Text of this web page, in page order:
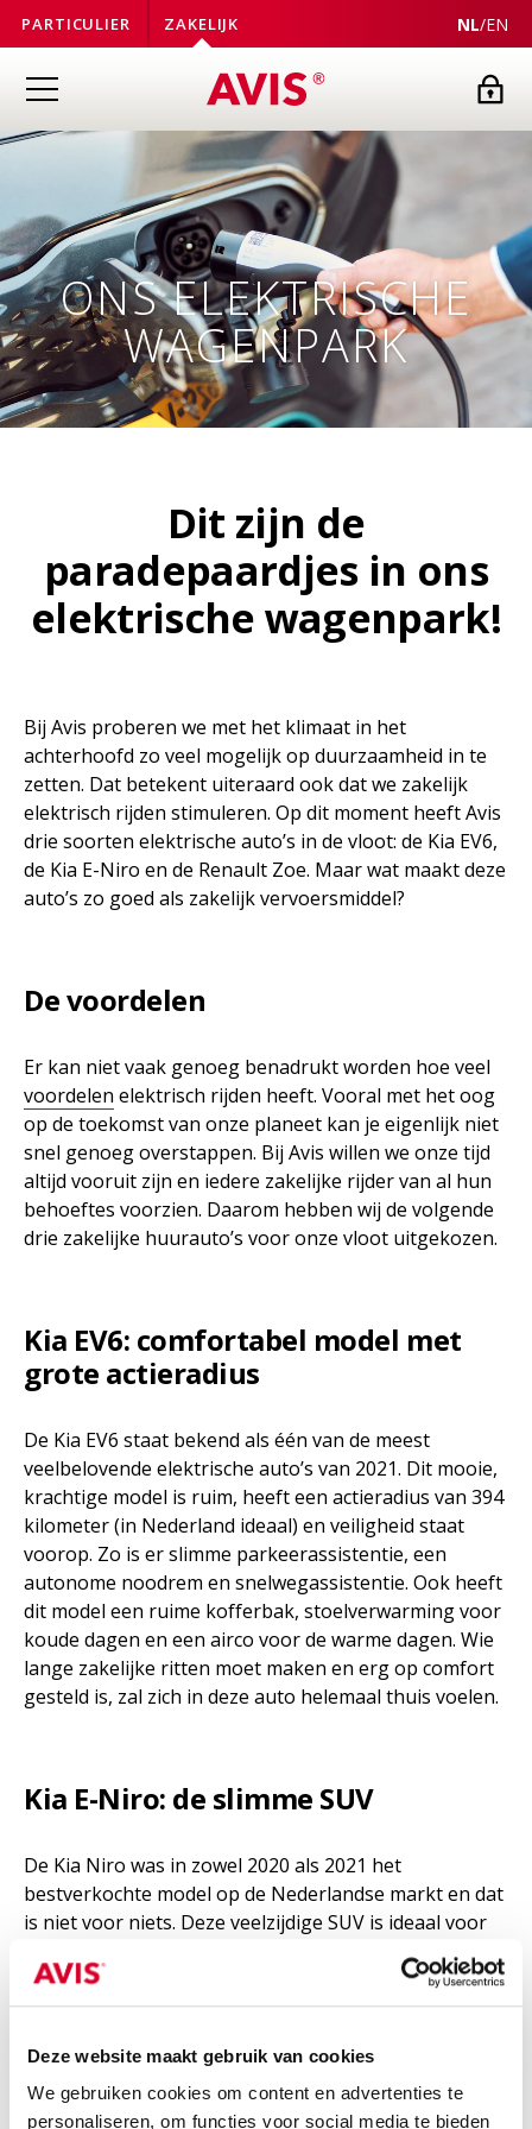
Deze website maakt gebruik van cookies
We gebruiken cookies om content en advertenties te
personaliseren, om functies voor social media te bieden
PARTICULIER ZAKELIJK NL/EN
ONS ELEKTRISCHE
WAGENPARK
Dit zijn de
paradepaardjes in ons
elektrische wagenpark!
Bij Avis proberen we met het klimaat in het
achterhoofd zo veel mogelijk op duurzaamheid in te
zetten. Dat betekent uiteraard ook dat we zakelijk
elektrisch rijden stimuleren. Op dit moment heeft Avis
drie soorten elektrische auto’s in de vloot: de Kia EV6,
de Kia E-Niro en de Renault Zoe. Maar wat maakt deze
auto’s zo goed als zakelijk vervoersmiddel?
De voordelen
Er kan niet vaak genoeg benadrukt worden hoe veel
voordelen elektrisch rijden heeft. Vooral met het oog
op de toekomst van onze planeet kan je eigenlijk niet
snel genoeg overstappen. Bij Avis willen we onze tijd
altijd vooruit zijn en iedere zakelijke rijder van al hun
behoeftes voorzien. Daarom hebben wij de volgende
drie zakelijke huurauto’s voor onze vloot uitgekozen.
Kia EV6: comfortabel model met
grote actieradius
De Kia EV6 staat bekend als één van de meest
veelbelovende elektrische auto’s van 2021. Dit mooie,
krachtige model is ruim, heeft een actieradius van 394
kilometer (in Nederland ideaal) en veiligheid staat
voorop. Zo is er slimme parkeerassistentie, een
autonome noodrem en snelwegassistentie. Ook heeft
dit model een ruime kofferbak, stoelverwarming voor
koude dagen en een airco voor de warme dagen. Wie
lange zakelijke ritten moet maken en erg op comfort
gesteld is, zal zich in deze auto helemaal thuis voelen.
Kia E-Niro: de slimme SUV
De Kia Niro was in zowel 2020 als 2021 het
bestverkochte model op de Nederlandse markt en dat
is niet voor niets. Deze veelzijdige SUV is ideaal voor
een zakelijke rijder die risicoloos op elektrisch rijden
wil overgaan. De degelijke elektrische variant van dit
model laadt sneller dan een gemiddelde elektrische
energiebesparing stimuleren en is er veel ruimte. Bij
dit model is er ook extra veel aandacht aan veiligheid
besteed met bijvoorbeeld vermoeidheidsherkenning.